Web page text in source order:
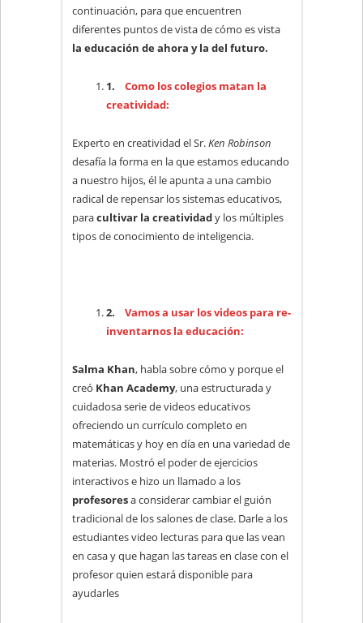
continuación, para que encuentren
diferentes puntos de vista de cómo es vista
la educación de ahora y la del futuro.
1. Como los colegios matan la
creatividad:
Experto en creatividad el Sr.Ken Robinson
desafía la forma en la que estamos educando
a nuestro hijos, él le apunta a una cambio
radical de repensar los sistemas educativos,
paracultivar la creatividady los múltiples
tipos de conocimiento de inteligencia.
2. Vamos a usar los videos para re-
inventarnos la educación:
Salma Khan, habla sobre cómo y porque el
creó Khan Academy, una estructurada y
cuidadosa serie de videos educativos
ofreciendo un currículo completo en
matemáticas y hoy en día en una variedad de
materias. Mostró el poder de ejercicios
interactivos e hizo un llamado a los
profesoresa considerar cambiar el guión
tradicional de los salones de clase. Darle a los
estudiantes video lecturas para que las vean
en casa y que hagan las tareas en clase con el
profesor quien estará disponible para
ayudarles